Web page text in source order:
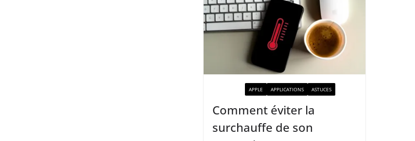
APPLE APPLICATIONS ASTUCES
Comment éviter la
surchauffe de son